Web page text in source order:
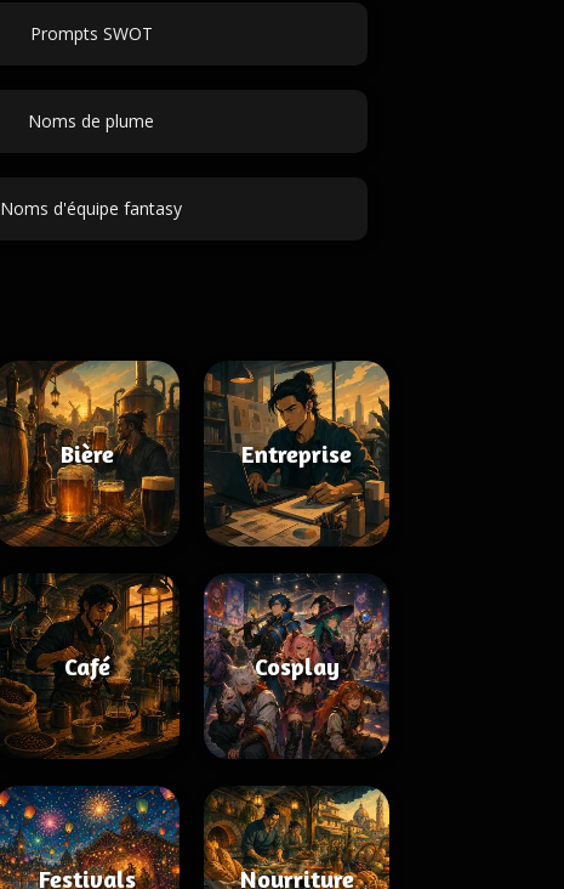
Prompts SWOT
Noms de plume
Noms d'équipe fantasy
Bière Entreprise
Café Cosplay
Festivals Nourriture